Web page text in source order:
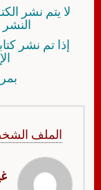
لا يتم نشر
إذا تم نشر
الملف